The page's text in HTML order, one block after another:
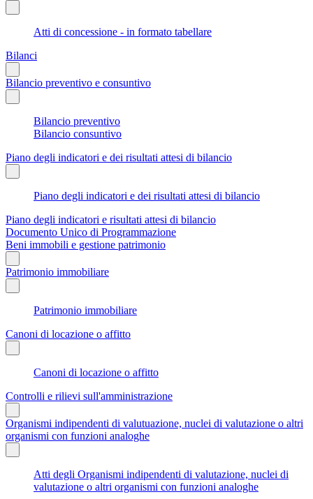
Atti di concessione - in formato tabellare
Bilanci
Bilancio preventivo e consuntivo
Bilancio preventivo
Bilancio consuntivo
Piano degli indicatori e dei risultati attesi di bilancio
Piano degli indicatori e dei risultati attesi di bilancio
Piano degli indicatori e risultati attesi di bilancio
Documento Unico di Programmazione
Beni immobili e gestione patrimonio
Patrimonio immobiliare
Patrimonio immobiliare
Canoni di locazione o affitto
Canoni di locazione o affitto
Controlli e rilievi sull'amministrazione
Organismi indipendenti di valutuazione, nuclei di valutazione o altri
organismi con funzioni analoghe
Atti degli Organismi indipendenti di valutazione, nuclei di
valutazione o altri organismi con funzioni analoghe